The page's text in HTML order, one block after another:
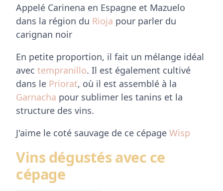
Appelé Carinena en Espagne et Mazuelo
dans la région du Rioja pour parler du
carignan noir
En petite proportion, il fait un mélange idéal
avec tempranillo. Il est également cultivé
dans le Priorat, où il est assemblé à la
Garnacha pour sublimer les tanins et la
structure des vins.
J'aime le coté sauvage de ce cépage Wisp
Vins dégustés avec ce
cépage